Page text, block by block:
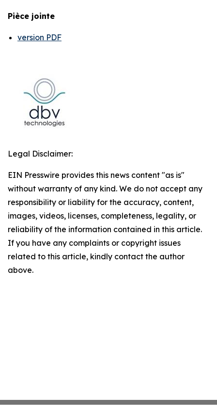
Pièce jointe
version PDF
Legal Disclaimer:
EIN Presswire provides this news content "as is"
without warranty of any kind. We do not accept any
responsibility or liability for the accuracy, content,
images, videos, licenses, completeness, legality, or
reliability of the information contained in this article.
If you have any complaints or copyright issues
related to this article, kindly contact the author
above.